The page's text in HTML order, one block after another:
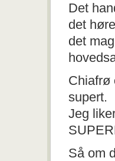
Det
det
det
Chiafrø
supert.
Jeg
Så om